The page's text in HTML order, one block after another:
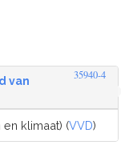
van
35940-4
klimaat) (VVD)